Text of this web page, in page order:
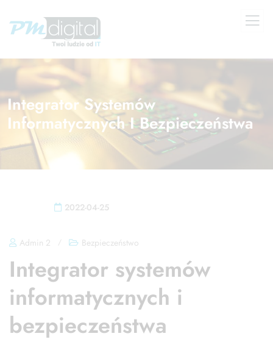
Integrator Systemów
Informatycznych I Bezpieczeństwa
2022-04-25
Admin 2 / Bezpieczeństwo
Integrator systemów
informatycznych i
bezpieczeństwa